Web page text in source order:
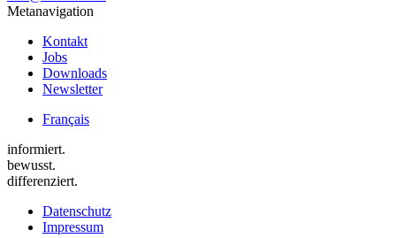
Metanavigation
Kontakt
Jobs
Downloads
Newsletter
Français
informiert.
bewusst.
differenziert.
Datenschutz
Impressum